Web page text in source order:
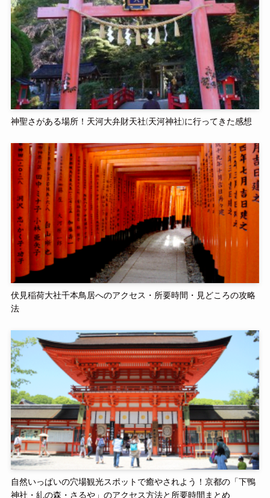
神聖さがある場所！天河大弁財天社(天河神社)に行ってきた感想
伏見稲荷大社千本鳥居へのアクセス・所要時間・見どころの攻略
法
自然いっぱいの穴場観光スポットで癒やされよう！京都の「下鴨
神社・糺の森・さるや」のアクセス方法と所要時間まとめ